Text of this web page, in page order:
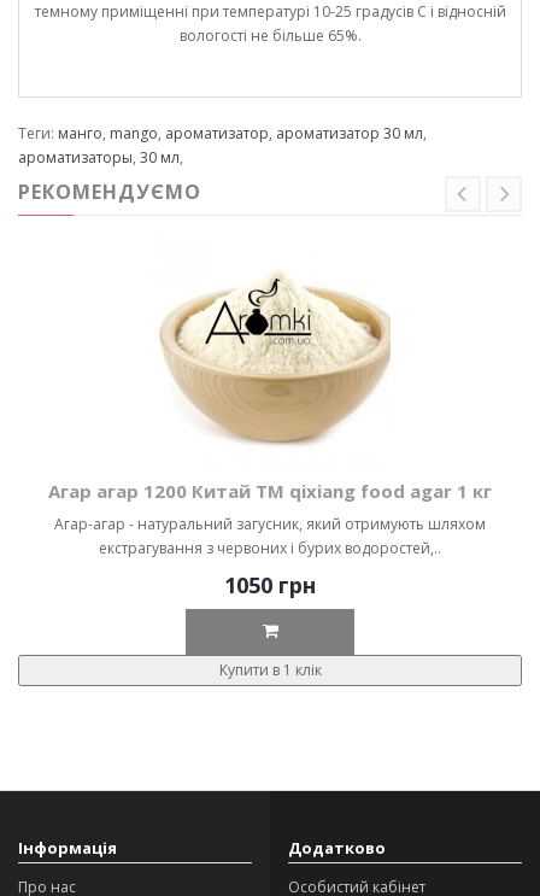
темному приміщенні при температурі 10-25 градусів С і відносній
вологості не більше 65%.
Теги: манго, mango, ароматизатор, ароматизатор 30 мл,
ароматизаторы, 30 мл,
РЕКОМЕНДУЄМО
Агар агар 1200 Китай ТМ qixiang food agar 1 кг
Агар-агар - натуральний загусник, який отримують шляхом
екстрагування з червоних і бурих водоростей,..
1050 грн
Купити в 1 клік
Інформація
Про нас
Додатково
Особистий кабінет